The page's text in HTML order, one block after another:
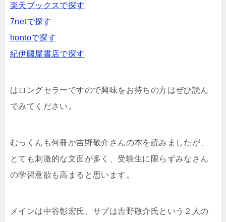
楽天ブックスで探す
7netで探す
hontoで探す
紀伊國屋書店で探す
はロングセラーですので興味をお持ちの方はぜひ読ん
でみてください。
むっくんも何冊か吉野敬介さんの本を読みましたが、
とても刺激的な文面が多く、受験生に限らずみなさん
の学習意欲も高まると思います。
メインは中谷彰宏氏、サブは吉野敬介氏という２人の